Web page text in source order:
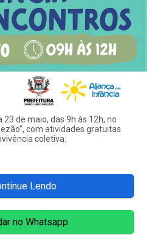
de maio, das 9h às 12h, no
com atividades gratuitas
coletiva.
Lendo
no Whatsapp